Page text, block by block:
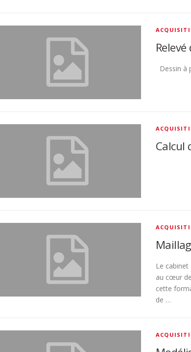
Dessin à
Calcul
Le cabinet
au cœur
cette
de …